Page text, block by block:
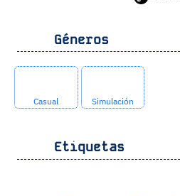
Géneros
Casual Simulación
Etiquetas